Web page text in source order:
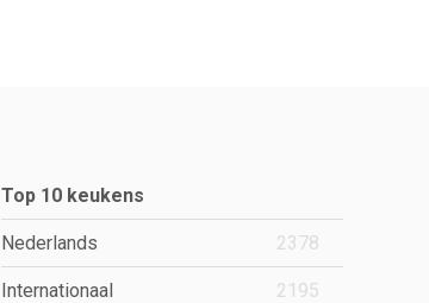
Top 10 keukens
Nederlands 2378
Internationaal 2195